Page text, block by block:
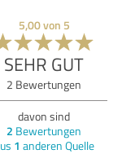
5,00von 5
SEHR GUT
2 Bewertungen
davon sind
2 Bewertungen
1 anderen Quelle